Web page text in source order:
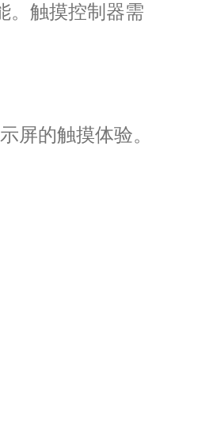
。触摸控制器需
屏的触摸体验。